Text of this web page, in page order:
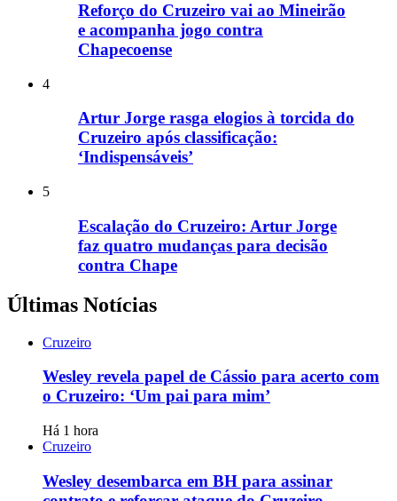
Reforço do Cruzeiro vai ao Mineirão
e acompanha jogo contra
Chapecoense
4
Artur Jorge rasga elogios à torcida do
Cruzeiro após classificação:
‘Indispensáveis’
5
Escalação do Cruzeiro: Artur Jorge
faz quatro mudanças para decisão
contra Chape
Últimas Notícias
Cruzeiro
Wesley revela papel de Cássio para acerto com
o Cruzeiro: ‘Um pai para mim’
Há 1 hora
Cruzeiro
Wesley desembarca em BH para assinar